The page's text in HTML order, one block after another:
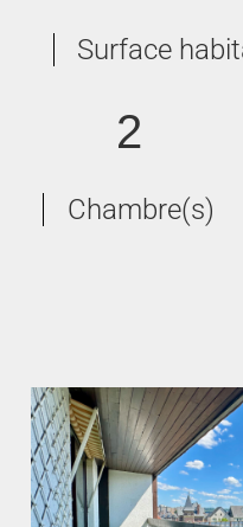
Surface
2
Chambre(s)